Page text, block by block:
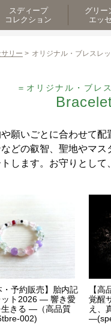
スディープ
コレクション
グリー
エッ
リー > オリジナル・ブレスレッ
＝オリジナル・ブレ
願いごとに合わせて
どの叡智、聖地やマ
します。お守りとして
・予約販売】胎内記
ット2026 ― 響き愛
生きる ―（高品質
002)
【
覚醒
え、